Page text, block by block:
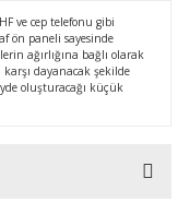
ve cep telefonu gibi
ön paneli sayesinde
ağırlığına bağlı olarak
dayanacak şekilde
oluşturacağı küçük